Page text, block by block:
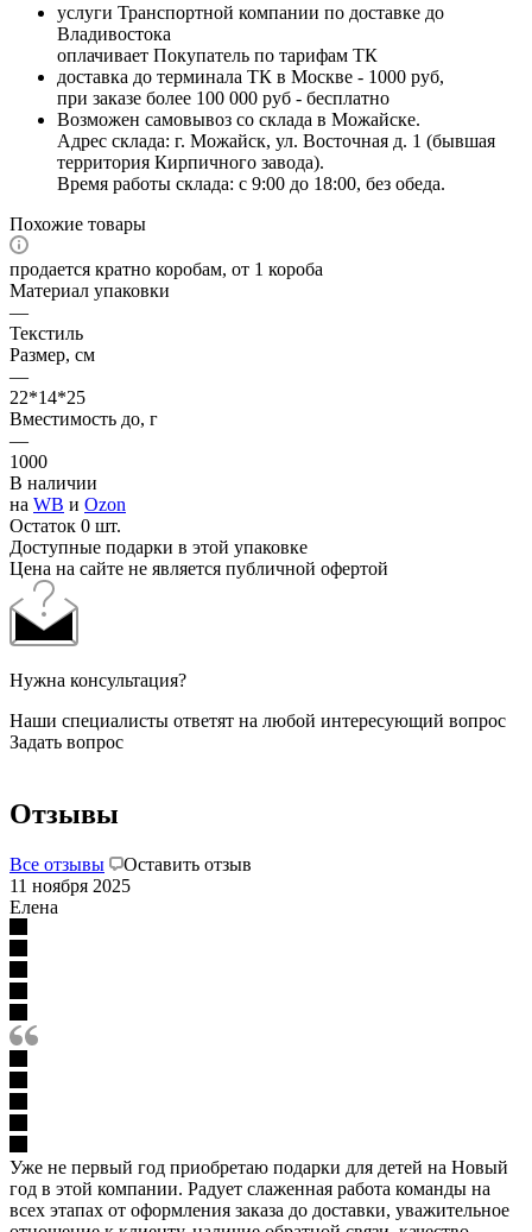
услуги Транспортной компании по доставке до
Владивостока
оплачивает Покупатель по тарифам ТК
доставка до терминала ТК в Москве - 1000 руб,
при заказе более 100 000 руб - бесплатно
Возможен самовывоз со склада в Можайске.
Адрес склада: г. Можайск, ул. Восточная д. 1 (бывшая
территория Кирпичного завода).
Время работы склада: с 9:00 до 18:00, без обеда.
Похожие товары
продается кратно коробам, от 1 короба
Материал упаковки
—
Текстиль
Размер, см
—
22*14*25
Вместимость до, г
—
1000
В наличии
на WB и Ozon
Остаток 0 шт.
Доступные подарки в этой упаковке
Цена на сайте не является публичной офертой
Нужна консультация?
Наши специалисты ответят на любой интересующий вопрос
Задать вопрос
Отзывы
Все отзывы
Оставить отзыв
11 ноября 2025
Елена
Уже не первый год приобретаю подарки для детей на Новый
год в этой компании. Радует слаженная работа команды на
всех этапах от оформления заказа до доставки, уважительное